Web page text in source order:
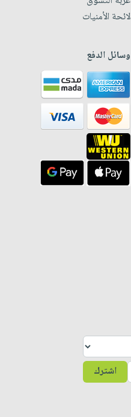
لائحة الأمنيات
وسائل الدفع
اشترك